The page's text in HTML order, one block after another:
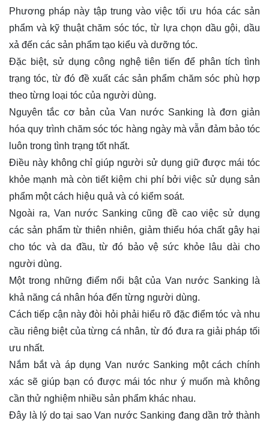
Phương pháp này tập trung vào việc tối ưu hóa các sản
phẩm và kỹ thuật chăm sóc tóc, từ lựa chọn dầu gội, dầu
xả đến các sản phẩm tạo kiểu và dưỡng tóc.
Đặc biệt, sử dụng công nghệ tiên tiến để phân tích tình
trạng tóc, từ đó đề xuất các sản phẩm chăm sóc phù hợp
theo từng loại tóc của người dùng.
Nguyên tắc cơ bản của Van nước Sanking là đơn giản
hóa quy trình chăm sóc tóc hàng ngày mà vẫn đảm bảo tóc
luôn trong tình trạng tốt nhất.
Điều này không chỉ giúp người sử dụng giữ được mái tóc
khỏe mạnh mà còn tiết kiệm chi phí bởi việc sử dụng sản
phẩm một cách hiệu quả và có kiểm soát.
Ngoài ra, Van nước Sanking cũng đề cao việc sử dụng
các sản phẩm từ thiên nhiên, giảm thiểu hóa chất gây hại
cho tóc và da đầu, từ đó bảo vệ sức khỏe lâu dài cho
người dùng.
Một trong những điểm nổi bật của Van nước Sanking là
khả năng cá nhân hóa đến từng người dùng.
Cách tiếp cận này đòi hỏi phải hiểu rõ đặc điểm tóc và nhu
cầu riêng biệt của từng cá nhân, từ đó đưa ra giải pháp tối
ưu nhất.
Nắm bắt và áp dụng Van nước Sanking một cách chính
xác sẽ giúp bạn có được mái tóc như ý muốn mà không
cần thử nghiệm nhiều sản phẩm khác nhau.
Đây là lý do tại sao Van nước Sanking đang dần trở thành